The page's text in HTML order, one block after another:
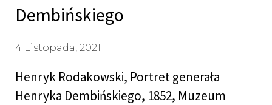
Dembińskiego
4 Listopada, 2021
Henryk Rodakowski, Portret generała
Henryka Dembińskiego, 1852, Muzeum